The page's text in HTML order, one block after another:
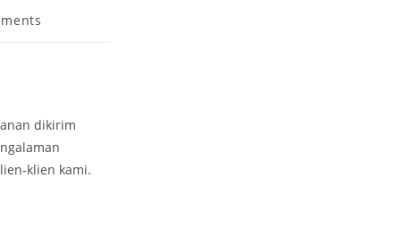
dikirim
klien kami.